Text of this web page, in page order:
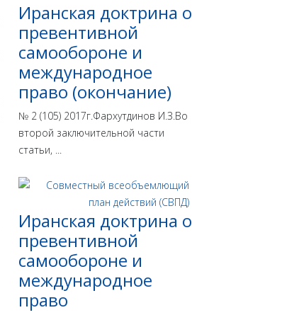
Иранская доктрина о
превентивной
самообороне и
международное
право (окончание)
№ 2 (105) 2017г.Фархутдинов И.З.Во
второй заключительной части
статьи, ...
Иранская доктрина о
превентивной
самообороне и
международное
право